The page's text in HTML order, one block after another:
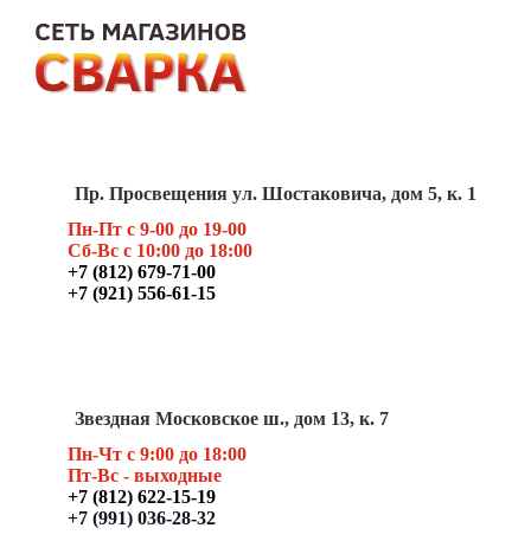
Пр. Просвещения ул. Шостаковича, дом 5, к. 1
Пн-Пт с 9-00 до 19-00
Сб-Вс с 10:00 до 18:00
+7 (812) 679-71-00
+7 (921) 556-61-15
Звездная Московское ш., дом 13, к. 7
Пн-Чт с 9:00 до 18:00
Пт-Вс - выходные
+7 (812) 622-15-19
+7 (991) 036-28-32